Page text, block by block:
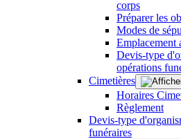
corps
Préparer les
Modes de
Emplacement
Devis-type
opérations
Cimetières
Horaires
Règlement
Devis-type
funéraires